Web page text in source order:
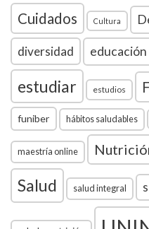
Cuidados Cultura
diversidad educación
estudiar estudios
funiber hábitos saludables
maestría online
Salud salud integral